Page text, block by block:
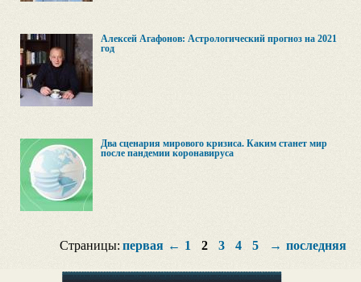
Алексей Агафонов: Астрологический прогноз на 2021
год
Два сценария мирового кризиса. Каким станет мир
после пандемии коронавируса
Страницы: первая ← 1 2 3 4 5 → последняя